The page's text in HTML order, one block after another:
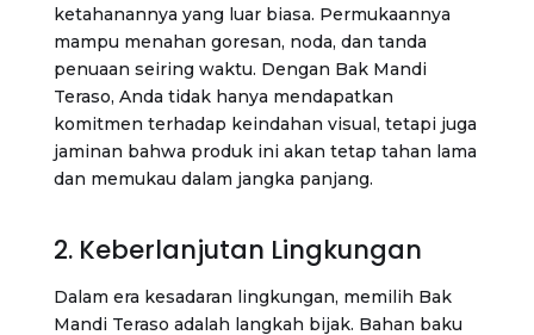
ketahanannya yang luar biasa. Permukaannya
mampu menahan goresan, noda, dan tanda
penuaan seiring waktu. Dengan Bak Mandi
Teraso, Anda tidak hanya mendapatkan
komitmen terhadap keindahan visual, tetapi juga
jaminan bahwa produk ini akan tetap tahan lama
dan memukau dalam jangka panjang.
2. Keberlanjutan Lingkungan
Dalam era kesadaran lingkungan, memilih Bak
Mandi Teraso adalah langkah bijak. Bahan baku